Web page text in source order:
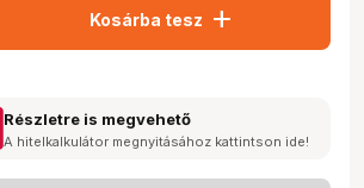
Kosárba tesz add
Részletre is megvehető
A hitelkalkulátor megnyitásához kattintson ide!